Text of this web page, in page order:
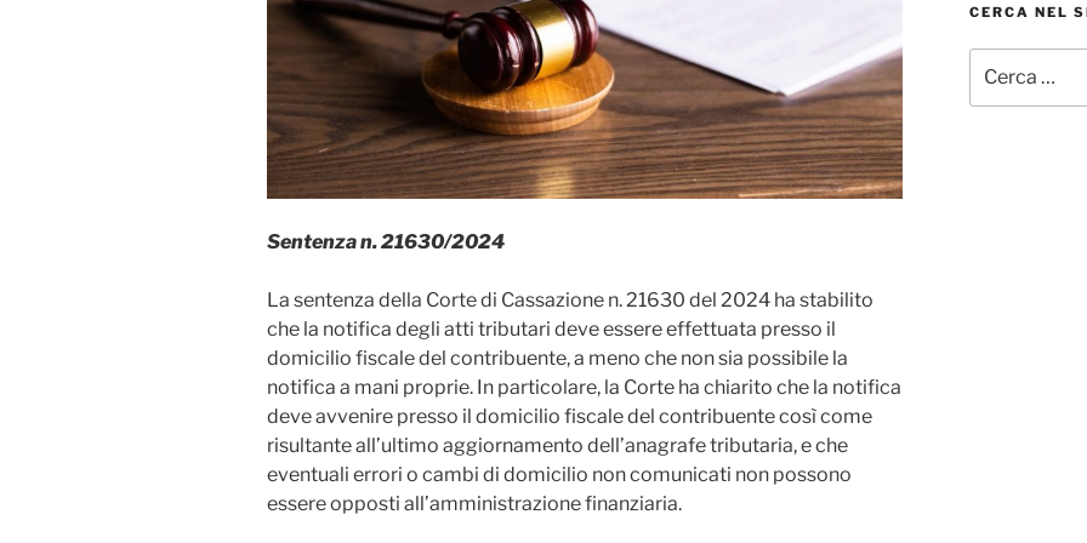
Sentenza n. 21630/2024
La sentenza della Corte di Cassazione n. 21630 del 2024 ha stabilito
che la notifica degli atti tributari deve essere effettuata presso il
domicilio fiscale del contribuente, a meno che non sia possibile la
notifica a mani proprie. In particolare, la Corte ha chiarito che la notifica
deve avvenire presso il domicilio fiscale del contribuente così come
risultante all’ultimo aggiornamento dell’anagrafe tributaria, e che
eventuali errori o cambi di domicilio non comunicati non possono
essere opposti all’amministrazione finanziaria.
CERCA NEL